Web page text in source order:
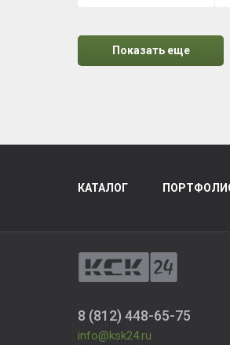
Показать еще
КАТАЛОГ
8 (812) 448-65-75
info@ksk24.ru